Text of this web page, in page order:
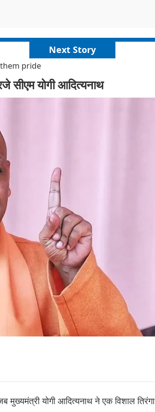
Next Story
pride
सीएम योगी आदित्यनाथ
योगी आदित्यनाथ ने एक विशाल तिरंगा